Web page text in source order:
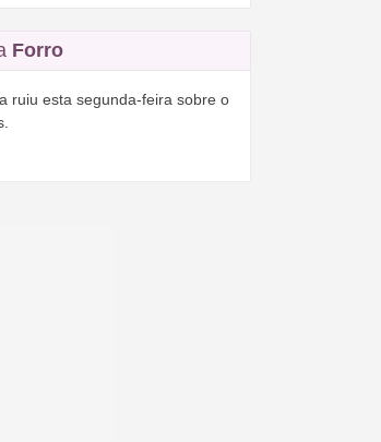
Forro
ruiu esta segunda-feira sobre o